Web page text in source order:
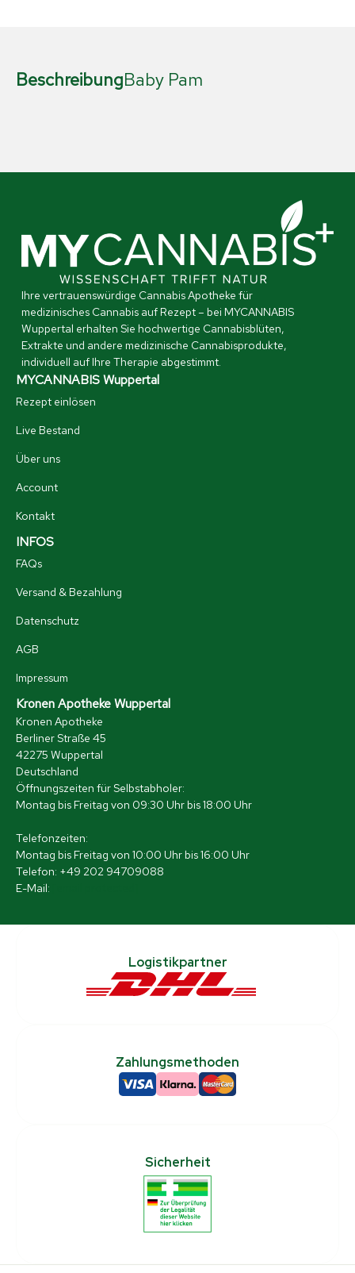
BeschreibungBaby Pam
Ihre vertrauenswürdige Cannabis Apotheke für
medizinisches Cannabis auf Rezept – bei MYCANNABIS
Wuppertal erhalten Sie hochwertige Cannabisblüten,
Extrakte und andere medizinische Cannabisprodukte,
individuell auf Ihre Therapie abgestimmt.
MYCANNABIS Wuppertal
Rezept einlösen
Live Bestand
Über uns
Account
Kontakt
INFOS
FAQs
Versand & Bezahlung
Datenschutz
AGB
Impressum
Kronen Apotheke Wuppertal
Kronen Apotheke
Berliner Straße 45
42275 Wuppertal
Deutschland
Öffnungszeiten für Selbstabholer:
Montag bis Freitag von 09:30 Uhr bis 18:00 Uhr
Telefonzeiten:
Montag bis Freitag von 10:00 Uhr bis 16:00 Uhr
Telefon: +49 202 94709088
E-Mail:
Logistikpartner
Zahlungsmethoden
Sicherheit